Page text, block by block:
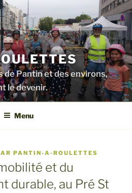
de Pantin et des environs,
le devenir.
Menu
PANTIN-A-ROULETTES
et du
durable, au Pré St